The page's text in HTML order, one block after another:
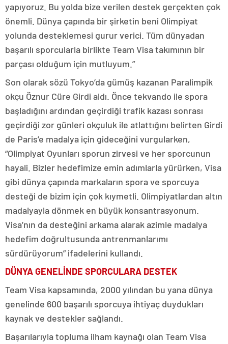
yapıyoruz. Bu yolda bize verilen destek gerçekten çok
önemli. Dünya çapında bir şirketin beni Olimpiyat
yolunda desteklemesi gurur verici. Tüm dünyadan
başarılı sporcularla birlikte Team Visa takımının bir
parçası olduğum için mutluyum.”
Son olarak sözü Tokyo’da gümüş kazanan Paralimpik
okçu Öznur Cüre Girdi aldı. Önce tekvando ile spora
başladığını ardından geçirdiği trafik kazası sonrası
geçirdiği zor günleri okçuluk ile atlattığını belirten Girdi
de Paris’e madalya için gideceğini vurgularken,
“Olimpiyat Oyunları sporun zirvesi ve her sporcunun
hayali. Bizler hedefimize emin adımlarla yürürken, Visa
gibi dünya çapında markaların spora ve sporcuya
desteği de bizim için çok kıymetli. Olimpiyatlardan altın
madalyayla dönmek en büyük konsantrasyonum.
Visa’nın da desteğini arkama alarak azimle madalya
hedefim doğrultusunda antrenmanlarımı
sürdürüyorum” ifadelerini kullandı.
DÜNYA GENELİNDE SPORCULARA DESTEK
Team Visa kapsamında, 2000 yılından bu yana dünya
genelinde 600 başarılı sporcuya ihtiyaç duydukları
kaynak ve destekler sağlandı.
Başarılarıyla topluma ilham kaynağı olan Team Visa